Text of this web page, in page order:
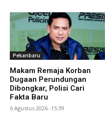
Pekanbaru
Makam Remaja Korban
Dugaan Perundungan
Dibongkar, Polisi Cari
Fakta Baru
6 Agustus 2026 -15:39